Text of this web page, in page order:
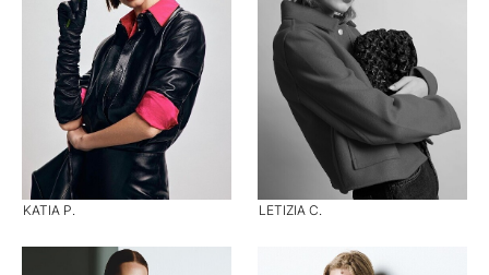
KATIA P. LETIZIA C.